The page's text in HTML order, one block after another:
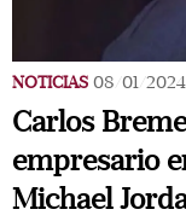
NOTICIAS 08/01/2024
Carlos
empresario
Michael